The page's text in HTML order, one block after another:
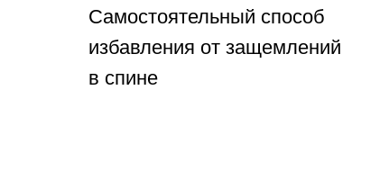
Самостоятельный способ
избавления от защемлений
в спине